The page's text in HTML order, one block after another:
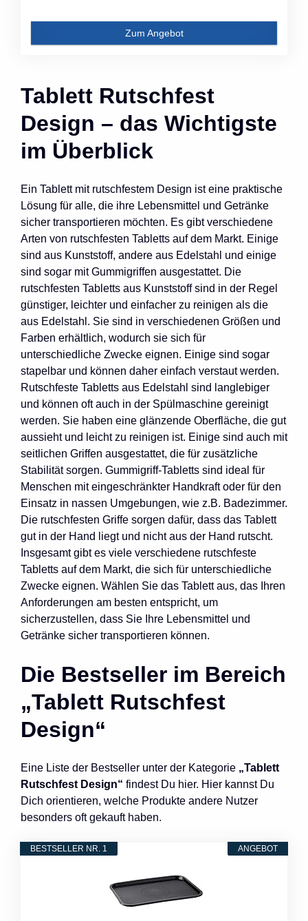
Zum Angebot
Tablett Rutschfest
Design – das Wichtigste
im Überblick
Ein Tablett mit rutschfestem Design ist eine praktische
Lösung für alle, die ihre Lebensmittel und Getränke
sicher transportieren möchten. Es gibt verschiedene
Arten von rutschfesten Tabletts auf dem Markt. Einige
sind aus Kunststoff, andere aus Edelstahl und einige
sind sogar mit Gummigriffen ausgestattet. Die
rutschfesten Tabletts aus Kunststoff sind in der Regel
günstiger, leichter und einfacher zu reinigen als die
aus Edelstahl. Sie sind in verschiedenen Größen und
Farben erhältlich, wodurch sie sich für
unterschiedliche Zwecke eignen. Einige sind sogar
stapelbar und können daher einfach verstaut werden.
Rutschfeste Tabletts aus Edelstahl sind langlebiger
und können oft auch in der Spülmaschine gereinigt
werden. Sie haben eine glänzende Oberfläche, die gut
aussieht und leicht zu reinigen ist. Einige sind auch mit
seitlichen Griffen ausgestattet, die für zusätzliche
Stabilität sorgen. Gummigriff-Tabletts sind ideal für
Menschen mit eingeschränkter Handkraft oder für den
Einsatz in nassen Umgebungen, wie z.B. Badezimmer.
Die rutschfesten Griffe sorgen dafür, dass das Tablett
gut in der Hand liegt und nicht aus der Hand rutscht.
Insgesamt gibt es viele verschiedene rutschfeste
Tabletts auf dem Markt, die sich für unterschiedliche
Zwecke eignen. Wählen Sie das Tablett aus, das Ihren
Anforderungen am besten entspricht, um
sicherzustellen, dass Sie Ihre Lebensmittel und
Getränke sicher transportieren können.
Die Bestseller im Bereich
„Tablett Rutschfest
Design“
Eine Liste der Bestseller unter der Kategorie „Tablett
Rutschfest Design“ findest Du hier. Hier kannst Du
Dich orientieren, welche Produkte andere Nutzer
besonders oft gekauft haben.
ANGEBOT
BESTSELLER NR. 1